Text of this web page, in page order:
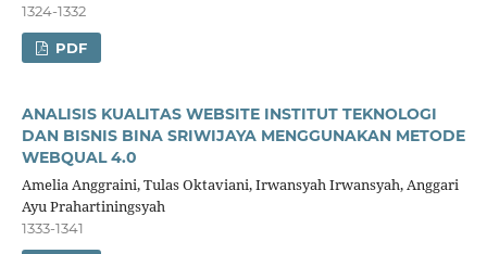
1324-1332
PDF
ANALISIS KUALITAS WEBSITE INSTITUT TEKNOLOGI
DAN BISNIS BINA SRIWIJAYA MENGGUNAKAN METODE
WEBQUAL 4.0
Amelia Anggraini, Tulas Oktaviani, Irwansyah Irwansyah, Anggari
Ayu Prahartiningsyah
1333-1341